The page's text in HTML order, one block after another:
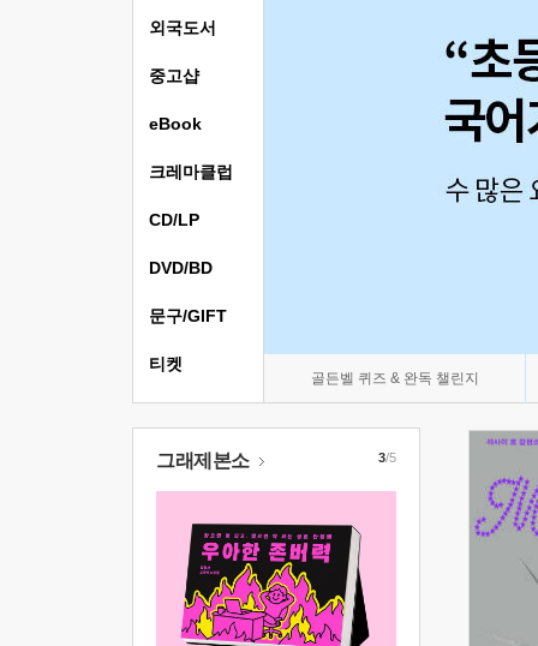
골든벨 퀴즈 & 완독 챌린지
외국도서
중고샵
eBook
크레마클럽
CD/LP
DVD/BD
문구/GIFT
티켓
그래제본소 3/5